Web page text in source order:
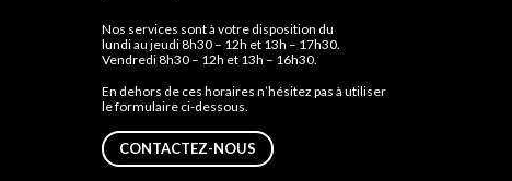
Nos services sont à votre disposition du
lundi au jeudi 8h30 – 12h et 13h – 17h30.
Vendredi 8h30 – 12h et 13h – 16h30.
En dehors de ces horaires n’hésitez pas à utiliser
le formulaire ci-dessous.
CONTACTEZ-NOUS